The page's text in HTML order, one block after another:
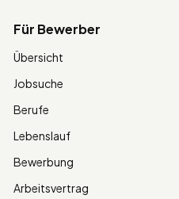
Für Bewerber
Übersicht
Jobsuche
Berufe
Lebenslauf
Bewerbung
Arbeitsvertrag